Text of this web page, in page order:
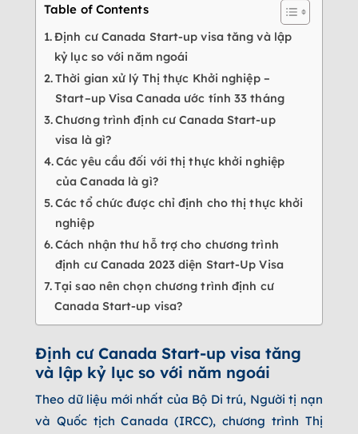
Table of Contents
Định cư Canada Start-up visa tăng và lập
kỷ lục so với năm ngoái
Thời gian xử lý Thị thực Khởi nghiệp –
Start–up Visa Canada ước tính 33 tháng
Chương trình định cư Canada Start-up
visa là gì?
Các yêu cầu đối với thị thực khởi nghiệp
của Canada là gì?
Các tổ chức được chỉ định cho thị thực khởi
nghiệp
Cách nhận thư hỗ trợ cho chương trình
định cư Canada 2023 diện Start-Up Visa
Tại sao nên chọn chương trình định cư
Canada Start-up visa?
Định cư Canada Start-up visa tăng
và lập kỷ lục so với năm ngoái
Theo dữ liệu mới nhất của Bộ Di trú, Người tị nạn
và Quốc tịch Canada (IRCC), chương trình Thị